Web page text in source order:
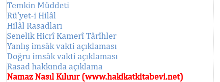
Temkin Müddeti
Rü'yet-i Hilâl
Hilâl Rasadları
Senelik Hicrî Kamerî Târîhler
Yanlış imsâk vakti açıklaması
Doğru imsâk vakti açıklaması
Rasad hakkında açıklama
Namaz Nasıl Kılınır (www.hakikatkitabevi.net)